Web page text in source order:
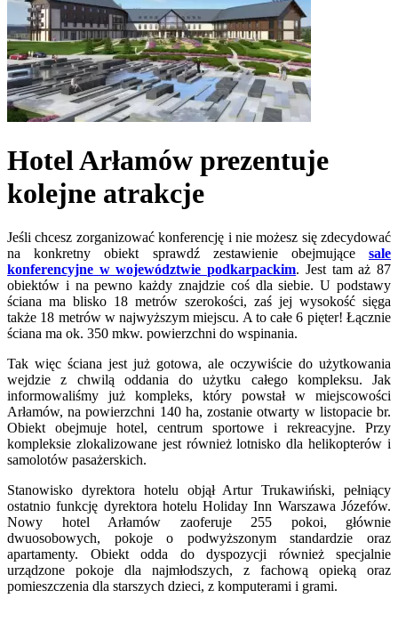
Hotel Arłamów prezentuje
kolejne atrakcje
Jeśli chcesz zorganizować konferencję i nie możesz się zdecydować
na konkretny obiekt sprawdź zestawienie obejmujące sale
konferencyjne w województwie podkarpackim. Jest tam aż 87
obiektów i na pewno każdy znajdzie coś dla siebie. U podstawy
ściana ma blisko 18 metrów szerokości, zaś jej wysokość sięga
także 18 metrów w najwyższym miejscu. A to całe 6 pięter! Łącznie
ściana ma ok. 350 mkw. powierzchni do wspinania.
Tak więc ściana jest już gotowa, ale oczywiście do użytkowania
wejdzie z chwilą oddania do użytku całego kompleksu. Jak
informowaliśmy już kompleks, który powstał w miejscowości
Arłamów, na powierzchni 140 ha, zostanie otwarty w listopacie br.
Obiekt obejmuje hotel, centrum sportowe i rekreacyjne. Przy
kompleksie zlokalizowane jest również lotnisko dla helikopterów i
samolotów pasażerskich.
Stanowisko dyrektora hotelu objął Artur Trukawiński, pełniący
ostatnio funkcję dyrektora hotelu Holiday Inn Warszawa Józefów.
Nowy hotel Arłamów zaoferuje 255 pokoi, głównie
dwuosobowych, pokoje o podwyższonym standardzie oraz
apartamenty. Obiekt odda do dyspozycji również specjalnie
urządzone pokoje dla najmłodszych, z fachową opieką oraz
pomieszczenia dla starszych dzieci, z komputerami i grami.